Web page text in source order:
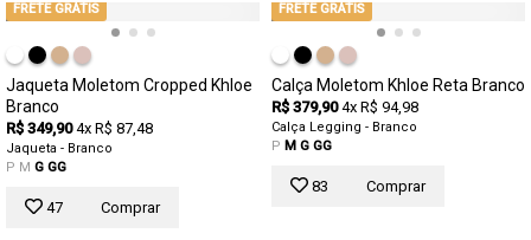
FRETE GRÁTIS
Jaqueta Moletom Cropped Khloe
Branco
R$ 349,90 4x R$ 87,48
Jaqueta - Branco
P M G GG
47 Comprar
FRETE GRÁTIS
Calça Moletom Khloe Reta Branco
R$ 379,90 4x R$ 94,98
Calça Legging - Branco
P M G GG
83 Comprar